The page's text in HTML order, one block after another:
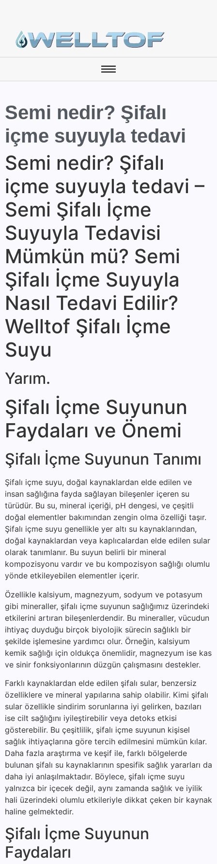
Semi nedir? Şifalı
içme suyuyla tedavi
Semi nedir? Şifalı
içme suyuyla tedavi –
Semi Şifalı İçme
Suyuyla Tedavisi
Mümkün mü? Semi
Şifalı İçme Suyuyla
Nasıl Tedavi Edilir?
Welltof Şifalı İçme
Suyu
Yarım.
Şifalı İçme Suyunun
Faydaları ve Önemi
Şifalı İçme Suyunun Tanımı
Şifalı içme suyu, doğal kaynaklardan elde edilen ve
insan sağlığına fayda sağlayan bileşenler içeren su
türüdür. Bu su, mineral içeriği, pH dengesi, ve çeşitli
doğal elementler bakımından zengin olma özelliği taşır.
Şifalı içme suyu genellikle yer altı su kaynaklarından,
doğal kaynaklardan veya kaplıcalardan elde edilen sular
olarak tanımlanır. Bu suyun belirli bir mineral
kompozisyonu vardır ve bu kompozisyon sağlığı olumlu
yönde etkileyebilen elementler içerir.
Özellikle kalsiyum, magnezyum, sodyum ve potasyum
gibi mineraller, şifalı içme suyunun sağlığımız üzerindeki
etkilerini artıran bileşenlerdendir. Bu mineraller, vücudun
ihtiyaç duyduğu birçok biyolojik sürecin sağlıklı bir
şekilde işlemesine yardımcı olur. Örneğin, kalsiyum
kemik sağlığı için oldukça önemlidir, magnezyum ise kas
ve sinir fonksiyonlarının düzgün çalışmasını destekler.
Farklı kaynaklardan elde edilen şifalı sular, benzersiz
özelliklere ve mineral yapılarına sahip olabilir. Kimi şifalı
sular özellikle sindirim sorunlarına iyi gelirken, bazıları
ise cilt sağlığını iyileştirebilir veya detoks etkisi
gösterebilir. Bu çeşitlilik, şifalı içme suyunun kişisel
sağlık ihtiyaçlarına göre tercih edilmesini mümkün kılar.
Daha fazla araştırma ve keşif ile, farklı bölgelerde
bulunan şifalı su kaynaklarının spesifik sağlık yararları da
daha iyi anlaşılmaktadır. Böylece, şifalı içme suyu
yalnızca bir içecek değil, aynı zamanda sağlık ve iyilik
hali üzerindeki olumlu etkileriyle dikkat çeken bir kaynak
haline gelmektedir.
Şifalı İçme Suyunun
Faydaları